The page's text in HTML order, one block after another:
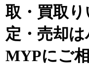
取・買取
定・売却
MYPにご